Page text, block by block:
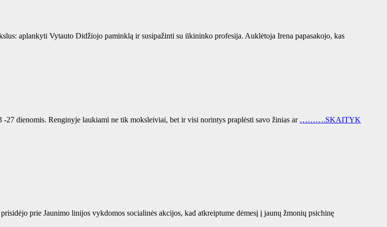
aplankyti Vytauto Didžiojo paminklą ir susipažinti su ūkininko profesija. Auklėtoja Irena papasakojo, kas
dienomis. Renginyje laukiami ne tik moksleiviai, bet ir visi norintys praplėsti savo žinias ar ……….SKAITYK
prie Jaunimo linijos vykdomos socialinės akcijos, kad atkreiptume dėmesį į jaunų žmonių psichinę